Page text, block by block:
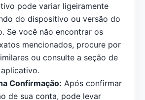
pode variar ligeiramente
do dispositivo ou versão do
Se você não encontrar os
mencionados, procure por
ou consulte a seção de
Confirmação: Após confirmar
de sua conta, pode levar